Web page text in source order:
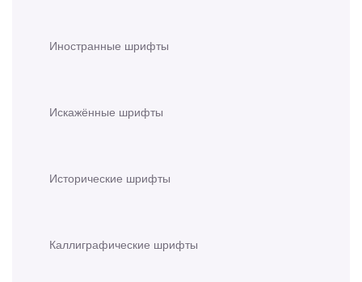
Иностранные шрифты
Искажённые шрифты
Исторические шрифты
Каллиграфические шрифты